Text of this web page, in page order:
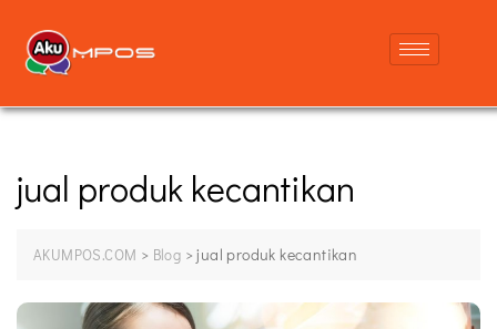
jual produk kecantikan
AKUMPOS.COM > Blog >jual produk kecantikan